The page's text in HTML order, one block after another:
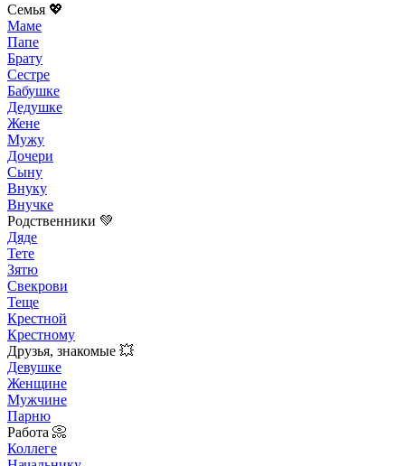
Семья 💖
Маме
Папе
Брату
Сестре
Бабушке
Дедушке
Жене
Мужу
Дочери
Сыну
Внуку
Внучке
Родственники 💚
Дяде
Тете
Зятю
Свекрови
Теще
Крестной
Крестному
Друзья, знакомые 💥
Девушке
Женщине
Мужчине
Парню
Работа 📀
Коллеге